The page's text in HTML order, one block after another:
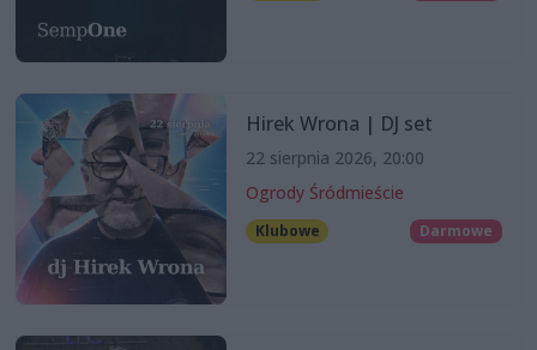
Hirek Wrona | DJ set
22 sierpnia 2026, 20:00
Ogrody Śródmieście
Klubowe Darmowe